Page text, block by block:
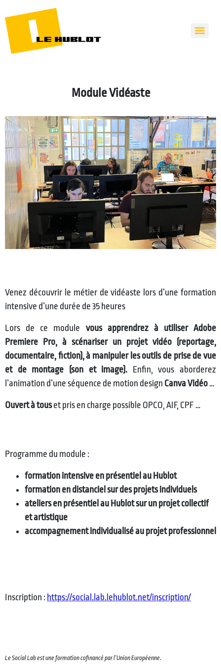
Module Vidéaste
Venez découvrir le métier de vidéaste lors d’une formation
intensive d’une durée de 35 heures
Lors de ce module vous apprendrez à utiliser Adobe
Premiere Pro, à scénariser un projet vidéo (reportage,
documentaire, fiction), à manipuler les outils de prise de vue
et de montage (son et image). Enfin, vous aborderez
l’animation d’une séquence de motion design Canva Vidéo …
Ouvert à touset pris en charge possible OPCO, AIF, CPF …
Programme du module :
formation intensive en présentiel au Hublot
formation en distanciel sur des projets individuels
ateliers en présentiel au Hublot sur un projet collectif
et artistique
accompagnement individualisé au projet professionnel
Inscription : https://social.lab.lehublot.net/inscription/
Le Social Lab est une formation cofinancé par l’Union Européenne.